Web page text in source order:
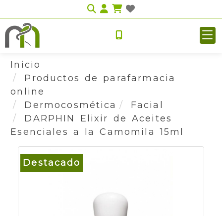
Identifícate
Inicio
Productos de parafarmacia
online
Dermocosmética
Facial
DARPHIN Elixir de Aceites
Esenciales a la Camomila 15ml
Destacado